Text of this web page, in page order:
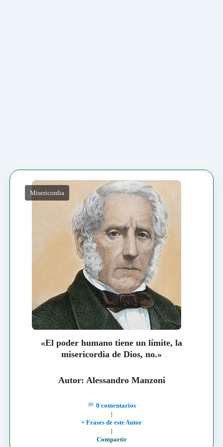
Misericordia
«El poder humano tiene un límite, la
misericordia de Dios, no.»
Autor: Alessandro Manzoni
0 comentarios
|
+ Frases de este Autor
|
Compartir